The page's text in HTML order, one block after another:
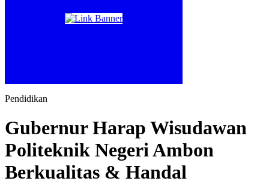
Pendidikan
Gubernur Harap Wisudawan
Politeknik Negeri Ambon
Berkualitas & Handal